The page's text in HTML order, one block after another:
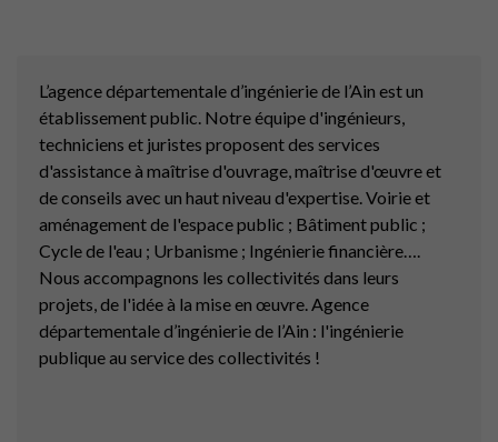
L’agence départementale d’ingénierie de l’Ain est un
établissement public. Notre équipe d'ingénieurs,
techniciens et juristes proposent des services
d'assistance à maîtrise d'ouvrage, maîtrise d'œuvre et
de conseils avec un haut niveau d'expertise. Voirie et
aménagement de l'espace public ; Bâtiment public ;
Cycle de l'eau ; Urbanisme ; Ingénierie financière….
Nous accompagnons les collectivités dans leurs
projets, de l'idée à la mise en œuvre. Agence
départementale d’ingénierie de l’Ain : l'ingénierie
publique au service des collectivités !